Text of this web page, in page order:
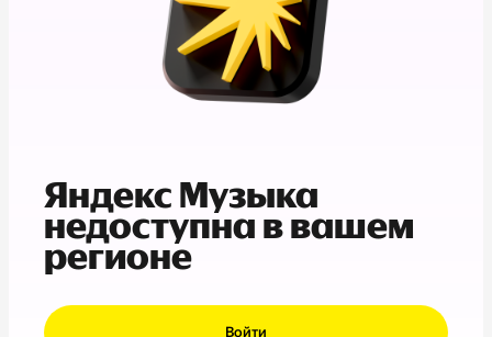
Яндекс Музыка
недоступна в вашем
регионе
Войти